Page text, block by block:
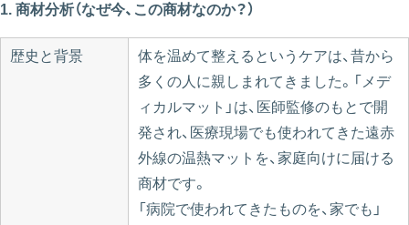
1. 商材分析（なぜ今、この商材なのか？）
歴史と背景
体を温めて整えるというケアは、昔から
多くの人に親しまれてきました。「メデ
ィカルマット」は、医師監修のもとで開
発され、医療現場でも使われてきた遠赤
外線の温熱マットを、家庭向けに届ける
商材です。
「病院で使われてきたものを、家でも」